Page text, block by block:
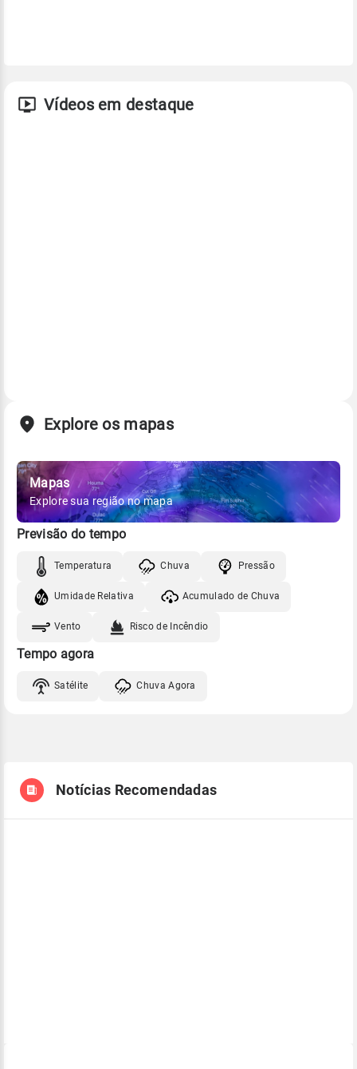
Vídeos em destaque
Explore os mapas
Mapas
Explore sua região no mapa
Previsão do tempo
Temperatura Chuva Pressão
Umidade Relativa Acumulado de Chuva
Vento Risco de Incêndio
Tempo agora
Satélite Chuva Agora
Notícias Recomendadas